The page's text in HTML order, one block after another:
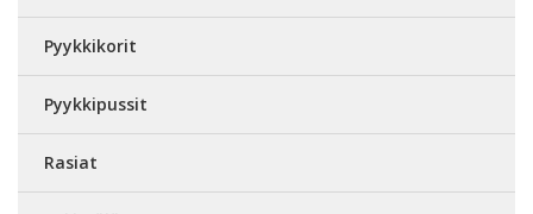
Pyykkikorit
Pyykkipussit
Rasiat